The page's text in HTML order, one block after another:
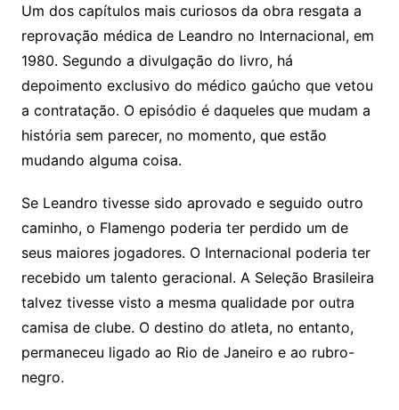
Um dos capítulos mais curiosos da obra resgata a
reprovação médica de Leandro no Internacional, em
1980. Segundo a divulgação do livro, há
depoimento exclusivo do médico gaúcho que vetou
a contratação. O episódio é daqueles que mudam a
história sem parecer, no momento, que estão
mudando alguma coisa.
Se Leandro tivesse sido aprovado e seguido outro
caminho, o Flamengo poderia ter perdido um de
seus maiores jogadores. O Internacional poderia ter
recebido um talento geracional. A Seleção Brasileira
talvez tivesse visto a mesma qualidade por outra
camisa de clube. O destino do atleta, no entanto,
permaneceu ligado ao Rio de Janeiro e ao rubro-
negro.